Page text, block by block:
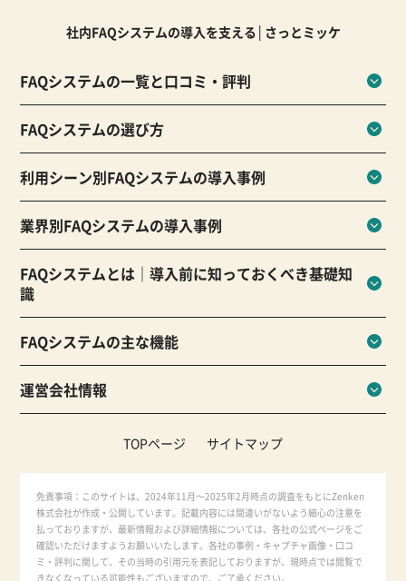
社内FAQシステムの導入を支える│さっとミッケ
FAQシステムの一覧と口コミ・評判
FAQシステムの選び方
利用シーン別FAQシステムの導入事例
業界別FAQシステムの導入事例
FAQシステムとは｜導入前に知っておくべき基礎知
識
FAQシステムの主な機能
運営会社情報
TOPページ サイトマップ
免責事項：このサイトは、2024年11月～2025年2月時点の調査をもとにZenken
株式会社が作成・公開しています。記載内容には間違いがないよう細心の注意を
払っておりますが、最新情報および詳細情報については、各社の公式ページをご
確認いただけますようお願いいたします。各社の事例・キャプチャ画像・口コ
ミ・評判に関して、その当時の引用元を表記しておりますが、現時点では閲覧で
きなくなっている可能性もございますので、ご了承ください。